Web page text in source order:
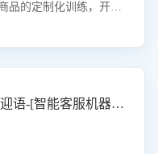
品的定制化训练，开启
业应对能力。
京东-卡片样式发送欢迎语-[智能客服机器人]